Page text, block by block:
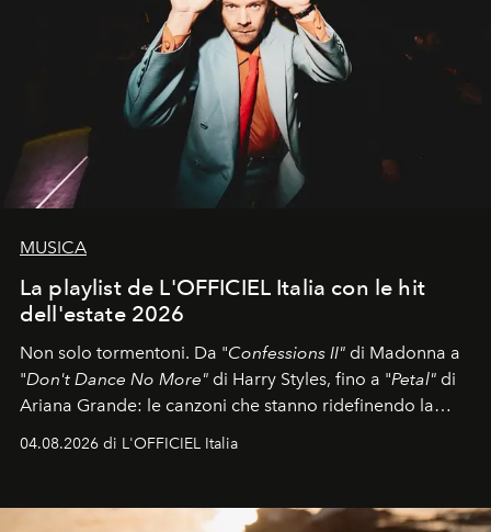
MUSICA
La playlist de L'OFFICIEL Italia con le hit
dell'estate 2026
Non solo tormentoni. Da "Confessions II" di Madonna a
"Don't Dance No More" di Harry Styles, fino a "Petal" di
Ariana Grande: le canzoni che stanno ridefinendo la
04.08.2026 di L'OFFICIEL Italia